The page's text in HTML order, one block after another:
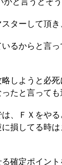
ターして頂
るからと言
しようと必
たと言っても
、ＦＸをや
損してる時
確定ポイント